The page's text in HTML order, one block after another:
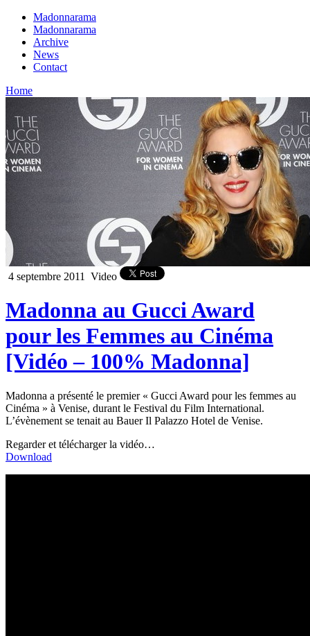
Madonnarama
Madonnarama
Archive
News
Contact
Home
4 septembre 2011 Video
Madonna au Gucci Award
pour les Femmes au Cinéma
[Vidéo – 100% Madonna]
Madonna a présenté le premier « Gucci Award pour les femmes au
Cinéma » à Venise, durant le Festival du Film International.
L’évènement se tenait au Bauer Il Palazzo Hotel de Venise.
Regarder et télécharger la vidéo…
Download